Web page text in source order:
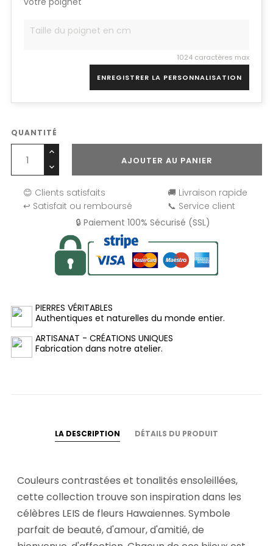
1024 caractères max
ENREGISTRER LA PERSONNALISATION
QUANTITÉ
AJOUTER AU PANIER
😊 Clients satisfaits
🚚 Livraison rapide
↩️ Satisfait ou remboursé
📞 Service client
🔒 Paiement 100% Sécurisé (SSL)
PIERRES VÉRITABLES
Authentiques et naturelles du monde entier.
ARTISANAT - CRÉATIONS UNIQUES
Fabrication dans notre atelier.
LA DESCRIPTION DÉTAILS DU PRODUIT
Couleurs contrastées et tonalités ensoleillées,
cette collection trouve son inspiration dans les
célèbres LEIS de fleurs Hawaiennes. Symbole
parfait de beauté, d'amour, d'amitié, de